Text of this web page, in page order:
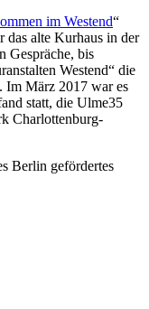
im Westend“
das alte Kurhaus in der
Gespräche, bis
Westend“ die
Im März 2017 war es
statt, die Ulme35
Charlottenburg-
Berlin gefördertes